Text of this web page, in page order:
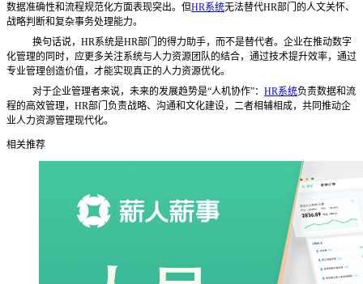
数据准确性和流程规范化方面表现突出。但HR系统无法替代HR部门的人文关怀、
战略判断和复杂事务处理能力。
换句话说， HR系统是HR部门的得力助手，而不是替代者。企业在推动数字
化管理的同时，应更多关注系统与人力资源团队的结合，通过技术提升效率，通过
专业管理创造价值，才能实现真正的人力资源优化。
对于企业管理者来说，未来的发展趋势是“人机协作”： HR系统负责数据和流
程的高效管理，HR部门负责战略、沟通和文化建设，二者相辅相成，共同推动企
业人力资源管理现代化。
相关推荐